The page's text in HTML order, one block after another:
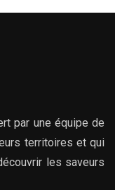
par une équipe de
territoires et qui
les saveurs